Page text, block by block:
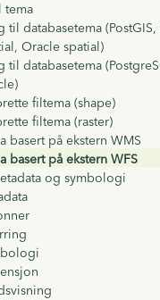
tema
til databasetema (PostGIS,
Oracle spatial)
til databasetema
filtema (shape)
filtema (raster)
basert på ekstern WMS
basert på ekstern WFS
og symbologi